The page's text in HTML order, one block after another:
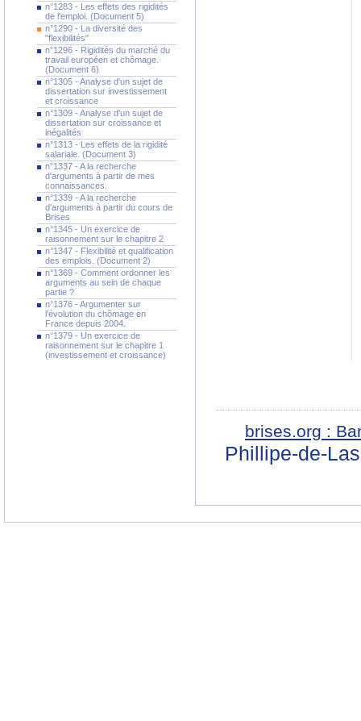
n°1283 - Les effets des rigidités
de l'emploi. (Document 5)
n°1290 - La diversité des
"flexibilités"
n°1296 - Rigidités du marché du
travail européen et chômage.
(Document 6)
n°1305 - Analyse d'un sujet de
dissertation sur investissement
et croissance
n°1309 - Analyse d'un sujet de
dissertation sur croissance et
inégalités
n°1313 - Les effets de la rigidité
salariale. (Document 3)
n°1337 - A la recherche
d'arguments à partir de mes
connaissances.
n°1339 - A la recherche
d'arguments à partir du cours de
Brises
n°1345 - Un exercice de
raisonnement sur le chapitre 2
n°1347 - Flexibilité et qualification
des emplois. (Document 2)
n°1369 - Comment ordonner les
arguments au sein de chaque
partie ?
n°1376 - Argumenter sur
l'évolution du chômage en
France depuis 2004.
n°1379 - Un exercice de
raisonnement sur le chapitre 1
(investissement et croissance)
brises.org :
Phillipe-de-